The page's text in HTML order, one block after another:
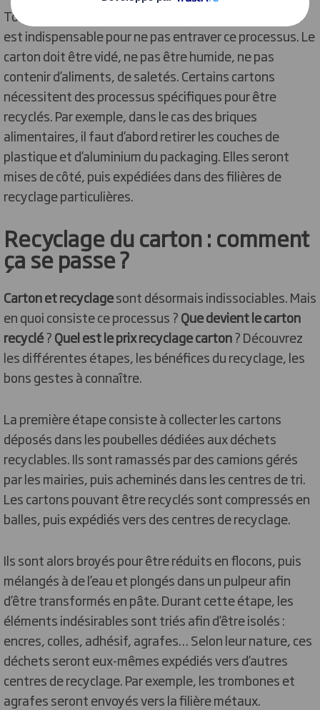
Tous les cartons sont recyclables, mais une condition
est indispensable pour ne pas entraver ce processus. Le
carton doit être vidé, ne pas être humide, ne pas
contenir d’aliments, de saletés. Certains cartons
nécessitent des processus spécifiques pour être
recyclés. Par exemple, dans le cas des briques
alimentaires, il faut d’abord retirer les couches de
plastique et d’aluminium du packaging. Elles seront
mises de côté, puis expédiées dans des filières de
recyclage particulières.
Recyclage du carton : comment
ça se passe ?
Carton et recyclagesont désormais indissociables. Mais
en quoi consiste ce processus ?Que devient le carton
recyclé?Quel est le prix recyclage carton? Découvrez
les différentes étapes, les bénéfices du recyclage, les
bons gestes à connaître.
La première étape consiste à collecter les cartons
déposés dans les poubelles dédiées aux déchets
recyclables. Ils sont ramassés par des camions gérés
par les mairies, puis acheminés dans les centres de tri.
Les cartons pouvant être recyclés sont compressés en
balles, puis expédiés vers des centres de recyclage.
Ils sont alors broyés pour être réduits en flocons, puis
mélangés à de l’eau et plongés dans un pulpeur afin
d’être transformés en pâte. Durant cette étape, les
éléments indésirables sont triés afin d’être isolés :
encres, colles, adhésif, agrafes… Selon leur nature, ces
déchets seront eux-mêmes expédiés vers d’autres
centres de recyclage. Par exemple, les trombones et
agrafes seront envoyés vers la filière métaux.